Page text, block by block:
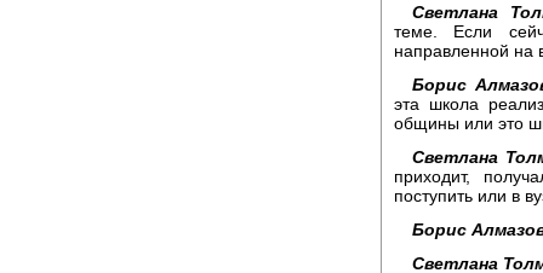
Светлана
теме. Если
направленной на
Борис
эта школа
общины или это
Светлана
приходит,
поступить или в
Борис
Светлана